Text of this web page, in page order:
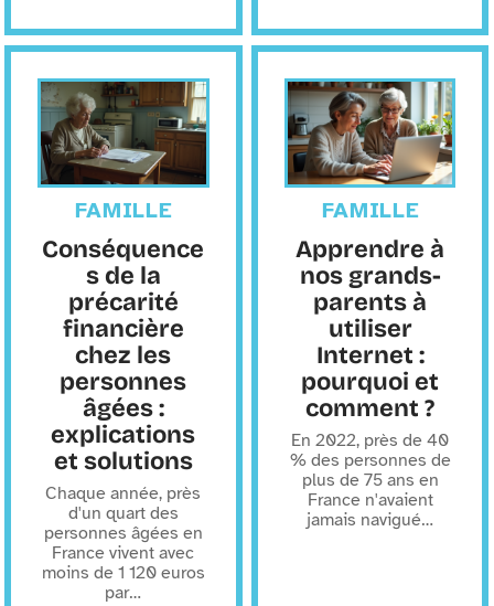
FAMILLE
Conséquence
s de la
précarité
financière
chez les
personnes
âgées :
explications
et solutions
Chaque année, près
d'un quart des
personnes âgées en
France vivent avec
moins de 1 120 euros
par…
FAMILLE
Apprendre à
nos grands-
parents à
utiliser
Internet :
pourquoi et
comment ?
En 2022, près de 40
% des personnes de
plus de 75 ans en
France n'avaient
jamais navigué…